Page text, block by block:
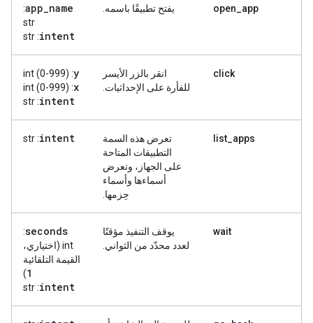
open_app يفتح تطبيقًا باسمه. app_name
:
str
intent
: str
click
انقر بالزر الأيسر
للفأرة على الإحداثيات.
y
: int (0-999)
x
: int (0-999)
intent
: str
list_apps
تعرض هذه السمة
التطبيقات المتاحة
على الجهاز، وتعرض
أسماءها وأسماء
حِزمها.
intent
: str
wait
يوقف التنفيذ مؤقتًا
لعدد محدّد من الثواني.
seconds
:
int (اختياري،
القيمة التلقائية
1
)
intent
: str